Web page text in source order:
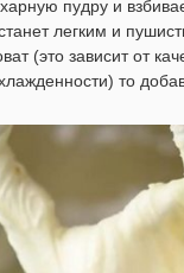
пудру и
легким и
(это зависит от
то